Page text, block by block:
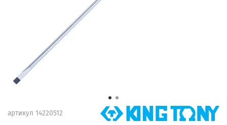
артикул 14220512